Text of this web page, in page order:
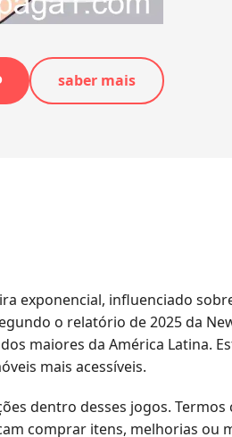
saber mais
exponencial, influenciado
o relatório de 2025 da
maiores da América Latina.
mais acessíveis.
dentro desses jogos.
comprar itens, melhorias ou